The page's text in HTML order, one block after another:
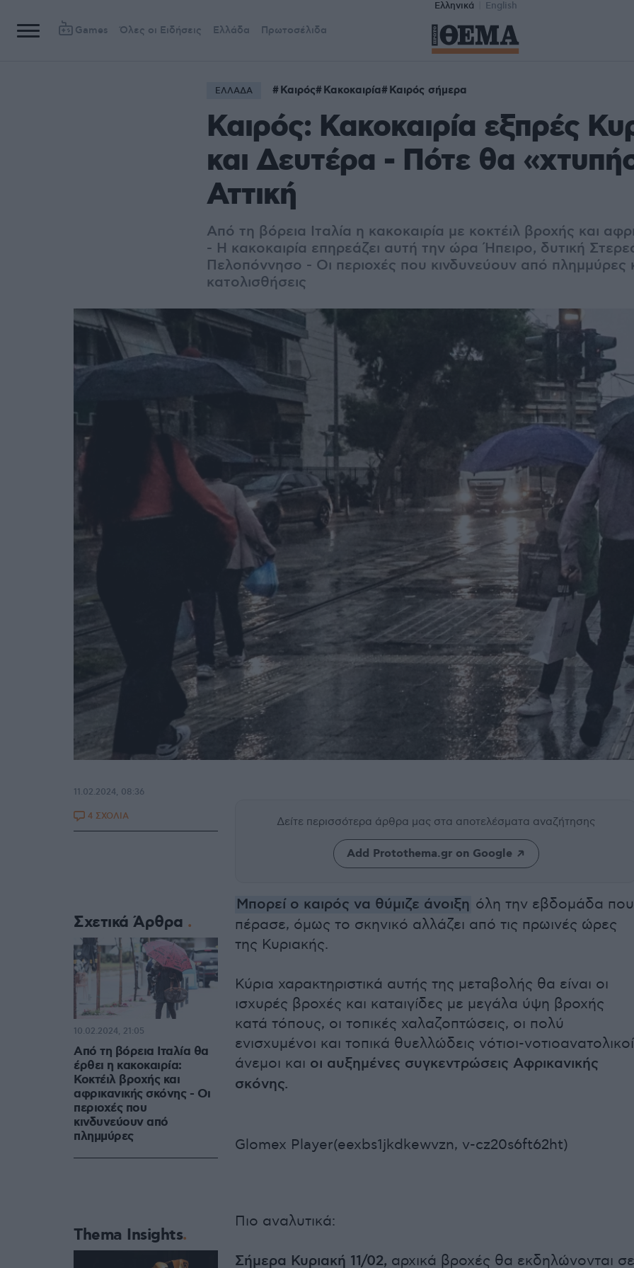
Ελληνικά English
Games Όλες οι Ειδήσεις Ελλάδα Πρωτοσέλιδα
ΕΛΛΑΔΑ Καιρός Κακοκαιρία Καιρός σήμερα
Καιρός: Κακοκαιρία εξπρές
και Δευτέρα - Πότε θα
Αττική
Από τη βόρεια Ιταλία η κακοκαιρία με κοκτέιλ βροχής και
- Η κακοκαιρία επηρεάζει αυτή την ώρα Ήπειρο, δυτική
Πελοπόννησο - Οι περιοχές που κινδυνεύουν από πλημμύρες
κατολισθήσεις
Δείτε περισσότερα άρθρα μας στα αποτελέσματα αναζήτησης
Add Protothema.gr on Google
Μπορεί ο καιρός να θύμιζε άνοιξη όλη την εβδομάδα που
πέρασε, όμως το σκηνικό αλλάζει από τις πρωινές ώρες
της Κυριακής.
Κύρια χαρακτηριστικά αυτής της μεταβολής θα είναι οι
ισχυρές βροχές και καταιγίδες με μεγάλα ύψη βροχής
κατά τόπους, οι τοπικές χαλαζοπτώσεις, οι πολύ
ενισχυμένοι και τοπικά θυελλώδεις νότιοι-νοτιοανατολικοί
άνεμοι και οι αυξημένες συγκεντρώσεις Αφρικανικής
σκόνης.
Glomex Player(eexbs1jkdkewvzn, v-cz20s6ft62ht)
Πιο αναλυτικά:
Σήμερα Κυριακή 11/02, αρχικά βροχές θα εκδηλώνονται σε
11.02.2024, 08:36
4 ΣΧΟΛΙΑ
Σχετικά Άρθρα
Από τη βόρεια Ιταλία θα
έρθει η κακοκαιρία:
Κοκτέιλ βροχής και
αφρικανικής σκόνης - Οι
περιοχές που
κινδυνεύουν από
πλημμύρες
10.02.2024, 21:05
Thema Insights